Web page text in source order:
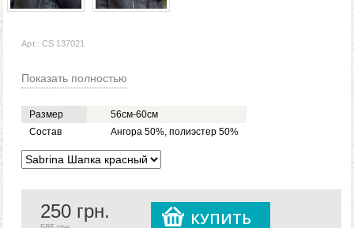
Арт.: CS 137021
Показать полностью
Размер
56см-60см
Состав
Ангора 50%, полиэстер 50%
250 грн. КУПИТЬ